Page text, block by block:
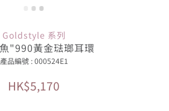
Goldstyle 系列
"990黃金琺瑯耳環
產品編號 : 000524E1
HK$5,170